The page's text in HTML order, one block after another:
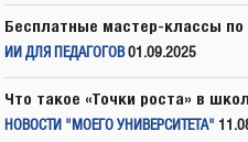
Бесплатные мастер-классы по
ИИ ДЛЯ ПЕДАГОГОВ 01.09.2025
Что такое «Точки роста» в
НОВОСТИ "МОЕГО УНИВЕРСИТЕТА"